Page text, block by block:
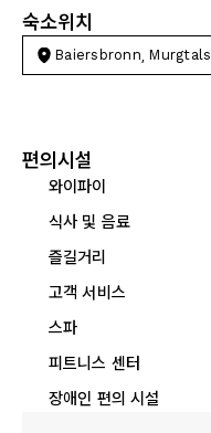
숙소위치
Baiersbronn,
편의시설
와이파이
식사 및 음료
즐길거리
고객 서비스
스파
피트니스 센터
장애인 편의 시설